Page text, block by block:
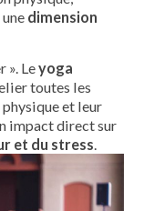
dimension
». Leyoga
toutes les
et leur
impact direct sur
et du stress.